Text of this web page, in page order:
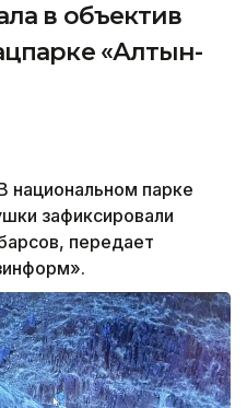
в объектив
«Алтын-
парке
зафиксировали
передает